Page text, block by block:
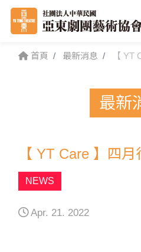
首頁 最新消息 【 YT
最新
【 YT Care 】四月
NEWS
Apr. 21. 2022